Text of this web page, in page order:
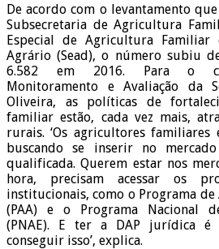
De acordo com o levantamento
Subsecretaria de Agricultura
Especial de Agricultura Familiar
Agrário (Sead), o número subiu
6.582 em 2016. Para o
Monitoramento e Avaliação da
Oliveira, as políticas de
familiar estão, cada vez mais,
rurais. ‘Os agricultores familiares
buscando se inserir no
qualificada. Querem estar nos
hora, precisam acessar os
institucionais, como o Programa
(PAA) e o Programa Nacional
(PNAE). E ter a DAP jurídica
conseguir isso’, explica.